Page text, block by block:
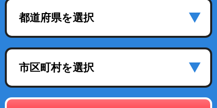
都道府県を選択
市区町村を選択